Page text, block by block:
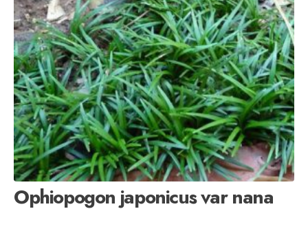
Ophiopogon japonicus var nana